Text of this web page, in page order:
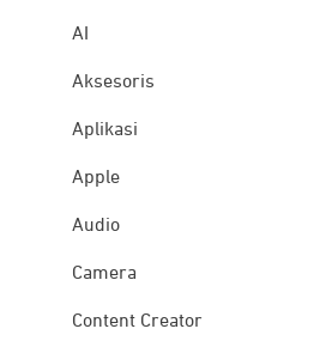
AI
Aksesoris
Aplikasi
Apple
Audio
Camera
Content Creator